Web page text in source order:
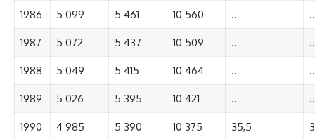
1986 5 099 5 461 10 560 .. ..
1987 5 072 5 437 10 509 .. ..
1988 5 049 5 415 10 464 .. ..
1989 5 026 5 395 10 421 .. ..
1990 4 985 5 390 10 375 35,5